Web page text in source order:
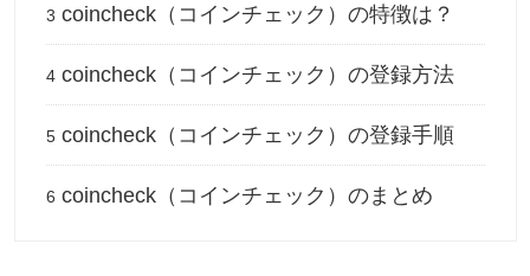
3 coincheck（コインチェック）の特徴は？
4coincheck（コインチェック）の登録方法
5coincheck（コインチェック）の登録手順
6 coincheck（コインチェック）のまとめ